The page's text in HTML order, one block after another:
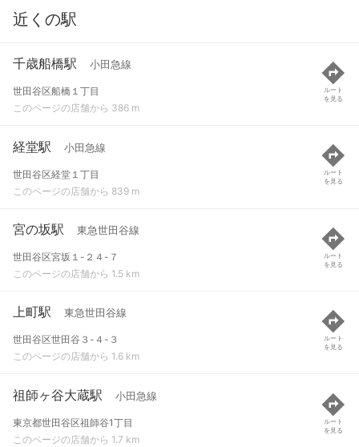
近くの駅
千歳船橋駅 小田急線
世田谷区船橋１丁目
このページの店舗から 386 m
ルート
を見る
経堂駅 小田急線
世田谷区経堂１丁目
このページの店舗から 839 m
ルート
を見る
宮の坂駅 東急世田谷線
世田谷区宮坂１-２４-７
このページの店舗から 1.5 km
ルート
を見る
上町駅 東急世田谷線
世田谷区世田谷３-４-３
このページの店舗から 1.6 km
ルート
を見る
祖師ヶ谷大蔵駅 小田急線
東京都世田谷区祖師谷1丁目
このページの店舗から 1.7 km
ルート
を見る